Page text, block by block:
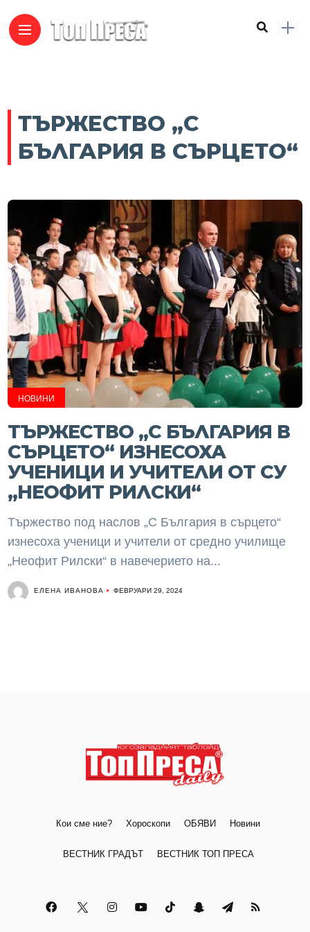
ТЪРЖЕСТВО „С
БЪЛГАРИЯ В СЪРЦЕТО“
НОВИНИ
ТЪРЖЕСТВО „С БЪЛГАРИЯ В
СЪРЦЕТО“ ИЗНЕСОХА
УЧЕНИЦИ И УЧИТЕЛИ ОТ СУ
„НЕОФИТ РИЛСКИ“
Тържество под наслов „С България в сърцето“
изнесоха ученици и учители от средно училище
„Неофит Рилски“ в навечерието на...
ЕЛЕНА ИВАНОВА ФЕВРУАРИ 29, 2024
Кои сме ние? Хороскопи ОБЯВИ Новини
ВЕСТНИК ГРАДЪТ ВЕСТНИК ТОП ПРЕСА